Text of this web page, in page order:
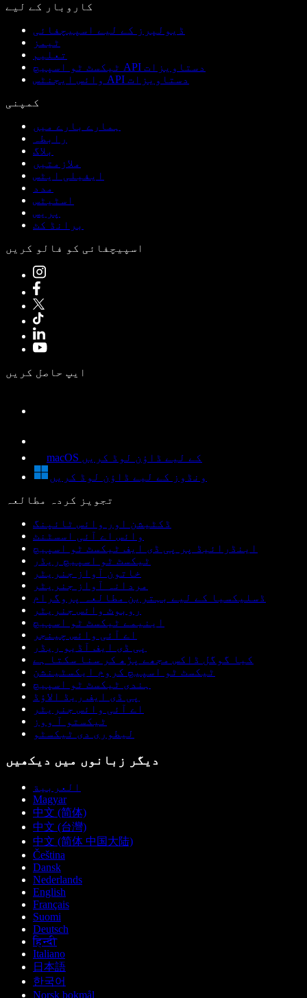
کاروبار کے لیے
ڈیولپرز کے لیے اسپیچفائی
ٹیمز
تعلیم
ٹیکسٹ ٹو اسپیچ API دستاویزات
وائس ایجنٹس API دستاویزات
کمپنی
ہمارے بارے میں
رابطہ
بلاگ
ملازمتیں
ایفیلی ایٹس
مدد
اسٹیٹس
پریس
برانڈ کٹ
اسپیچفائی کو فالو کریں
ایپ حاصل کریں
macOS کے لیے ڈاؤن لوڈ کریں
ونڈوز کے لیے ڈاؤن لوڈ کریں
تجویز کردہ مطالعہ
ڈکٹیشن اور وائس ٹائپنگ
وائس اے آئی اسسٹنٹ
اینڈرائیڈ پر پی ڈی ایف ٹیکسٹ ٹو اسپیچ
ٹیکسٹ ٹو اسپیچ ریڈر
خاتون آواز جنریٹر
مردانہ آواز جنریٹر
ڈسلیکسیا کے لیے بہترین مطالعہ پروگرام
روبوٹ وائس جنریٹر
اینیمے ٹیکسٹ ٹو اسپیچ
اے آئی وائس چینجر
پی ڈی ایف آڈیو ریڈر
کیا گوگل ڈاکس مجھے پڑھ کر سنا سکتا ہے
ٹیکسٹ ٹو اسپیچ کروم ایکسٹینشن
ہندی ٹیکسٹ ٹو اسپیچ
پی ڈی ایف ریڈ الاؤڈ
اے آئی وائس جنریٹر
ٹیکستو آ ووز
لیطوری دی ٹیکسٹو
دیگر زبانوں میں دیکھیں
العربية
Magyar
中文 (简体)
中文 (台灣)
中文 (简体 中国大陆)
Čeština
Dansk
Nederlands
English
Français
Suomi
Deutsch
हिन्दी
Italiano
日本語
한국어
Norsk bokmål